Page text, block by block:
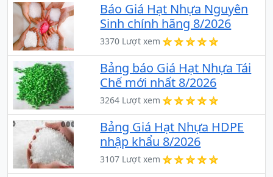
Báo Giá Hạt Nhựa Nguyên
Sinh chính hãng 8/2026
3370 Lượt xem
Bảng báo Giá Hạt Nhựa Tái
Chế mới nhất 8/2026
3264 Lượt xem
Bảng Giá Hạt Nhựa HDPE
nhập khẩu 8/2026
3107 Lượt xem